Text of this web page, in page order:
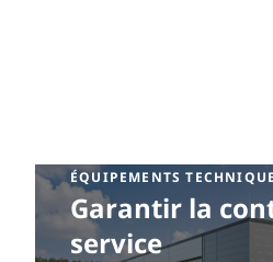
ÉQUIPEMENTS
Garantir la
service